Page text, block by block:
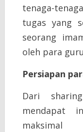
tenaga-
tugas yang
seorang
oleh para
Persiapan
Dari
mendapat
maksimal